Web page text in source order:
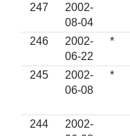
247
2002-
08-04
246
2002-
06-22
*
245
2002-
06-08
*
244
2002-